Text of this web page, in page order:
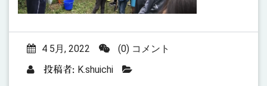
4 5月, 2022 (0) コメント
投稿者: K.shuichi